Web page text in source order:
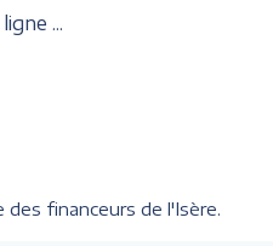
...
financeurs de l'Isère.